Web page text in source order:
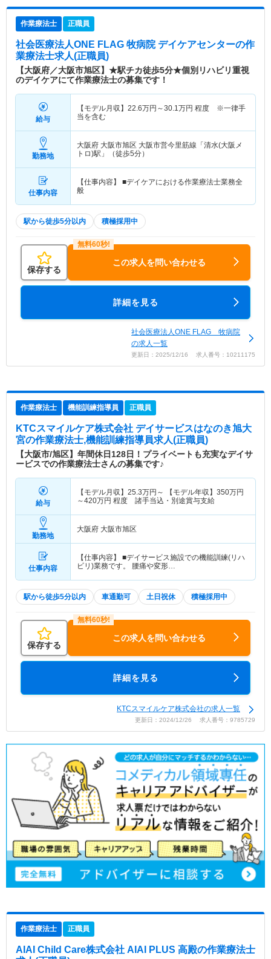
作業療法士 正職員
社会医療法人ONE FLAG 牧病院 デイケアセンターの作
業療法士求人(正職員)
【大阪府／大阪市旭区】★駅チカ徒歩5分★個別リハビリ重視
のデイケアにて作業療法士の募集です！
給与
【モデル月収】 22.6万円～30.1万円 程度 ※一律手
当を含む
勤務地
大阪府 大阪市旭区 大阪市営今里筋線「清水(大阪メ
トロ)駅」（徒歩5分）
仕事内容
【仕事内容】 ■デイケアにおける作業療法士業務全
般
駅から徒歩5分以内 積極採用中
保存する
この求人を問い合わせる
詳細を見る
社会医療法人ONE FLAG 牧病院
の求人一覧
更新日：2025/12/16 求人番号：10211175
作業療法士 機能訓練指導員 正職員
KTCスマイルケア株式会社 デイサービスはなのき旭大
宮の作業療法士,機能訓練指導員求人(正職員)
【大阪市/旭区】年間休日128日！プライベートも充実なデイサ
ービスでの作業療法士さんの募集です♪
給与
【モデル月収】 25.3万円～ 【モデル年収】 350万円
～420万円 程度 諸手当込・別途賞与支給
勤務地
大阪府 大阪市旭区
仕事内容
【仕事内容】 ■デイサービス施設での機能訓練(リハ
ビリ)業務です。 腰痛や変形…
駅から徒歩5分以内 車通勤可 土日祝休 積極採用中
保存する
この求人を問い合わせる
詳細を見る
KTCスマイルケア株式会社の求人一覧
更新日：2024/12/26 求人番号：9785729
作業療法士 正職員
AIAI Child Care株式会社 AIAI PLUS 高殿の作業療法士